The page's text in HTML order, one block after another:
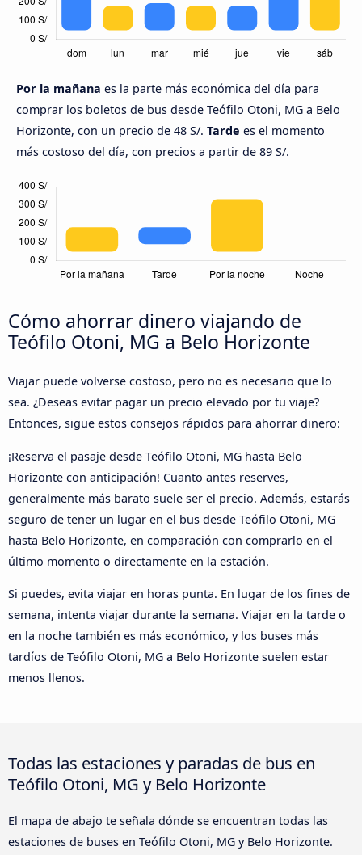
Por la mañana es la parte más económica del día para
comprar los boletos de bus desde Teófilo Otoni, MG a Belo
Horizonte, con un precio de 48 S/. Tarde es el momento
más costoso del día, con precios a partir de 89 S/.
Cómo ahorrar dinero viajando de
Teófilo Otoni, MG a Belo Horizonte
Viajar puede volverse costoso, pero no es necesario que lo
sea. ¿Deseas evitar pagar un precio elevado por tu viaje?
Entonces, sigue estos consejos rápidos para ahorrar dinero:
¡Reserva el pasaje desde Teófilo Otoni, MG hasta Belo
Horizonte con anticipación! Cuanto antes reserves,
generalmente más barato suele ser el precio. Además, estarás
seguro de tener un lugar en el bus desde Teófilo Otoni, MG
hasta Belo Horizonte, en comparación con comprarlo en el
último momento o directamente en la estación.
Si puedes, evita viajar en horas punta. En lugar de los fines de
semana, intenta viajar durante la semana. Viajar en la tarde o
en la noche también es más económico, y los buses más
tardíos de Teófilo Otoni, MG a Belo Horizonte suelen estar
menos llenos.
Todas las estaciones y paradas de bus en
Teófilo Otoni, MG y Belo Horizonte
El mapa de abajo te señala dónde se encuentran todas las
estaciones de buses en Teófilo Otoni, MG y Belo Horizonte.